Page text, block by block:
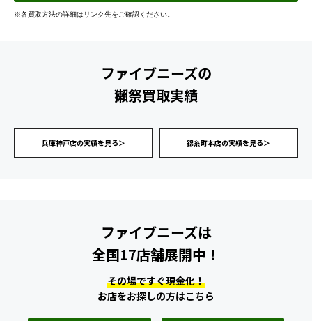
※各買取方法の詳細はリンク先をご確認ください。
ファイブニーズの
獺祭買取実績
兵庫神戸店の実績を見る＞ 錦糸町本店の実績を見る＞
ファイブニーズは
全国17店舗展開中！
その場ですぐ現金化！
お店をお探しの方はこちら